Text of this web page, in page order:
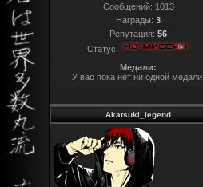
Сообщений: 1013
Награды: 3
Репутация: 56
Статус:
Медали:
У вас пока нет ни одной медали.
Akatsuki_legend